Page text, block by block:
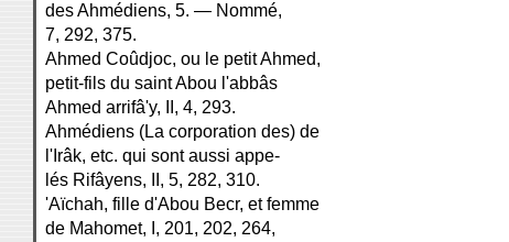
des Ahmédiens, 5. — Nommé,
7, 292, 375.
Ahmed Coûdjoc, ou le petit Ahmed,
petit-fils du saint Abou l'abbâs
Ahmed arrifâ'y, II, 4, 293.
Ahmédiens (La corporation des) de
l'Irâk, etc. qui sont aussi appe-
lés Rifâyens, II, 5, 282, 310.
'Aïchah, fille d'Abou Becr, et femme
de Mahomet, I, 201, 202, 264,